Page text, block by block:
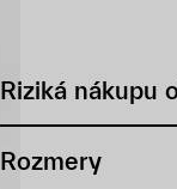
Riziká nákupu
Rozmery